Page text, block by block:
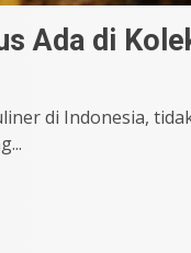
Ada di
di Indonesia,